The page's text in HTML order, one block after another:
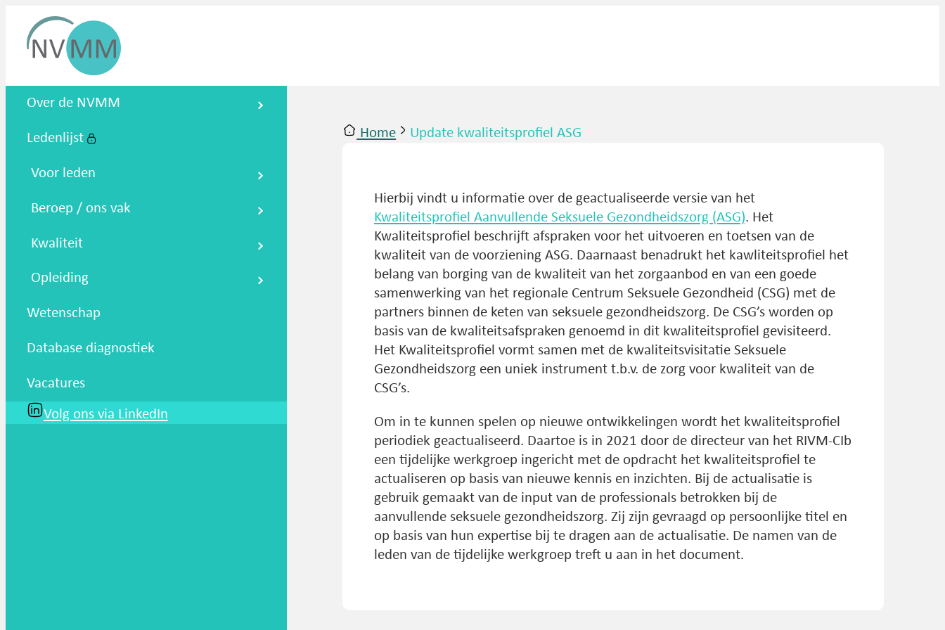
Nederlandse Vereniging voor
Over de NVMM
Ledenlijst
Voor leden
Beroep / ons vak
Kwaliteit
Opleiding
Wetenschap
Database diagnostiek
Vacatures
Volg ons via LinkedIn
Home Update kwaliteitsprofiel ASG
Hierbij vindt u informatie over de geactualiseerde versie van het
Kwaliteitsprofiel Aanvullende Seksuele Gezondheidszorg (ASG). Het
Kwaliteitsprofiel beschrijft afspraken voor het uitvoeren en toetsen van de
kwaliteit van de voorziening ASG. Daarnaast benadrukt het kawliteitsprofiel het
belang van borging van de kwaliteit van het zorgaanbod en van een goede
samenwerking van het regionale Centrum Seksuele Gezondheid (CSG) met de
partners binnen de keten van seksuele gezondheidszorg. De CSG’s worden op
basis van de kwaliteitsafspraken genoemd in dit kwaliteitsprofiel gevisiteerd.
Het Kwaliteitsprofiel vormt samen met de kwaliteitsvisitatie Seksuele
Gezondheidszorg een uniek instrument t.b.v. de zorg voor kwaliteit van de
CSG’s.
Om in te kunnen spelen op nieuwe ontwikkelingen wordt het kwaliteitsprofiel
periodiek geactualiseerd. Daartoe is in 2021 door de directeur van het RIVM-CIb
een tijdelijke werkgroep ingericht met de opdracht het kwaliteitsprofiel te
actualiseren op basis van nieuwe kennis en inzichten. Bij de actualisatie is
gebruik gemaakt van de input van de professionals betrokken bij de
aanvullende seksuele gezondheidszorg. Zij zijn gevraagd op persoonlijke titel en
op basis van hun expertise bij te dragen aan de actualisatie. De namen van de
leden van de tijdelijke werkgroep treft u aan in het document.